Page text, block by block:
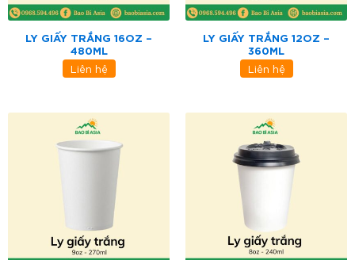
LY GIẤY TRẮNG 16OZ –
480ML
Liên hệ
LY GIẤY TRẮNG 12OZ –
360ML
Liên hệ